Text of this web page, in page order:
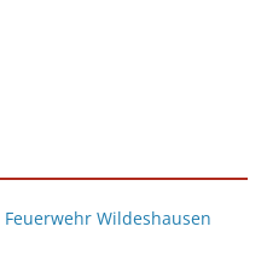
Wildeshausen